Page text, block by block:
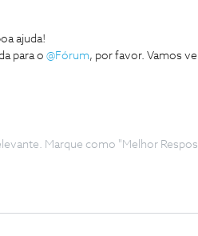
ajuda!
para o @Fórum, por favor. Vamos
Marque como "Melhor